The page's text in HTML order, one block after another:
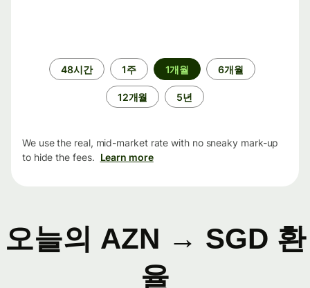
48시간 1주 1개월 6개월
12개월 5년
We use the real, mid-market rate with no sneaky mark-up
to hide the fees. Learn more
오늘의 AZN → SGD 환
율